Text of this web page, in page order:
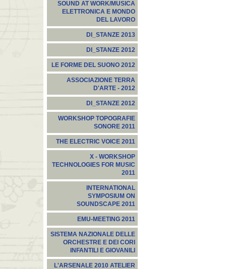
SOUND AT WORK/MUSICA
ELETTRONICA E MONDO
DEL LAVORO
DI_STANZE 2013
DI_STANZE 2012
LE FORME DEL SUONO 2012
ASSOCIAZIONE TERRA
D'ARTE - 2012
DI_STANZE 2012
WORKSHOP TOPOGRAFIE
SONORE 2011
THE ELECTRIC VOICE 2011
X - WORKSHOP
TECHNOLOGIES FOR MUSIC
2011
INTERNATIONAL
SYMPOSIUM ON
SOUNDSCAPE 2011
EMU-MEETING 2011
SISTEMA NAZIONALE DELLE
ORCHESTRE E DEI CORI
INFANTILI E GIOVANILI
L'ARSENALE 2010 ATELIER